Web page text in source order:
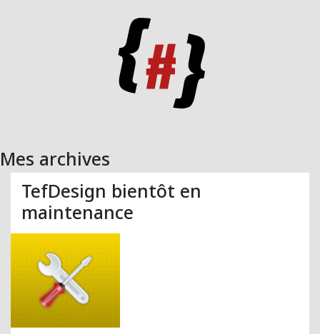
Mes archives
TefDesign bientôt en
maintenance